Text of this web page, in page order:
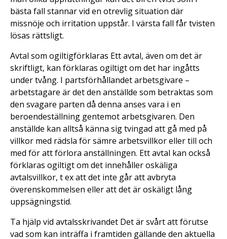
bästa fall stannar vid en otrevlig situation där
missnöje och irritation uppstår. I värsta fall får tvisten
lösas rättsligt.
Avtal som ogiltigförklaras Ett avtal, även om det är
skriftligt, kan förklaras ogiltigt om det har ingåtts
under tvång. I partsförhållandet arbetsgivare –
arbetstagare är det den anställde som betraktas som
den svagare parten då denna anses vara i en
beroendeställning gentemot arbetsgivaren. Den
anställde kan alltså känna sig tvingad att gå med på
villkor med rädsla för sämre arbetsvillkor eller till och
med för att förlora anställningen. Ett avtal kan också
förklaras ogiltigt om det innehåller oskäliga
avtalsvillkor, t ex att det inte går att avbryta
överenskommelsen eller att det är oskäligt lång
uppsägningstid.
Ta hjälp vid avtalsskrivandet Det är svårt att förutse
vad som kan inträffa i framtiden gällande den aktuella